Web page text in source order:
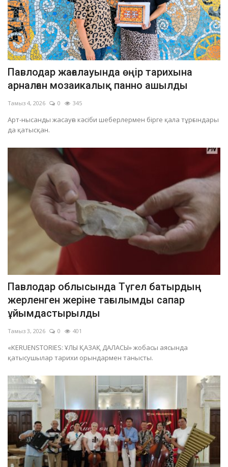
Павлодар жағалауында өңір тарихына
арналған мозаикалық панно ашылды
Тамыз 4, 2026 0 345
Арт-нысанды жасауға кәсіби шеберлермен бірге қала тұрғындары
да қатысқан.
Павлодар облысында Түгел батырдың
жерленген жеріне тағылымды сапар
ұйымдастырылды
Тамыз 3, 2026 0 401
«KERUENSTORIES: ҰЛЫ ҚАЗАҚ ДАЛАСЫ» жобасы аясында
қатысушылар тарихи орындармен танысты.